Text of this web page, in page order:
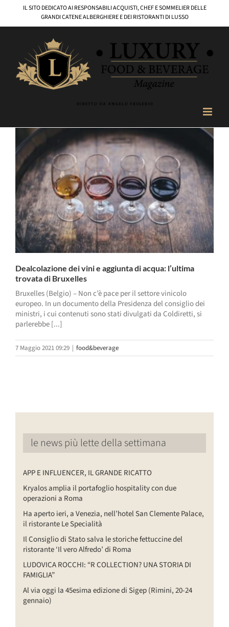
contenuto
IL SITO DEDICATO AI RESPONSABILI ACQUISTI, CHEF E SOMMELIER DELLE
GRANDI CATENE ALBERGHIERE E DEI RISTORANTI DI LUSSO
Dealcolazione dei vini e aggiunta di acqua: l’ultima
trovata di Bruxelles
Bruxelles (Belgio) – Non c’è pace per il settore vinicolo
europeo. In un documento della Presidenza del consiglio dei
ministri, i cui contenuti sono stati divulgati da Coldiretti, si
parlerebbe [...]
7 Maggio 2021 09:29 | food&beverage
le news più lette della settimana
APP E INFLUENCER, IL GRANDE RICATTO
Kryalos amplia il portafoglio hospitality con due
operazioni a Roma
Ha aperto ieri, a Venezia, nell’hotel San Clemente Palace,
il ristorante Le Specialità
Il Consiglio di Stato salva le storiche fettuccine del
ristorante ‘Il vero Alfredo’ di Roma
LUDOVICA ROCCHI: “R COLLECTION? UNA STORIA DI
FAMIGLIA”
Al via oggi la 45esima edizione di Sigep (Rimini, 20-24
gennaio)